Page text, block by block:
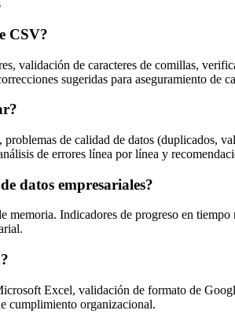
CSV?
validación de caracteres de comillas,
sugeridas para aseguramiento de
de calidad de datos (duplicados,
de errores línea por línea y
datos empresariales?
Indicadores de progreso en
Excel, validación de formato de
cumplimiento organizacional.